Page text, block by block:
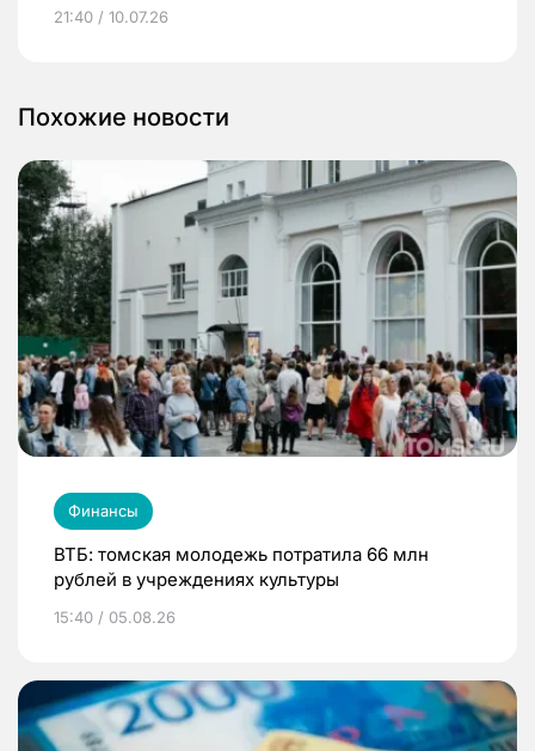
21:40 / 10.07.26
Похожие новости
Финансы
ВТБ: томская молодежь потратила 66 млн
рублей в учреждениях культуры
15:40 / 05.08.26